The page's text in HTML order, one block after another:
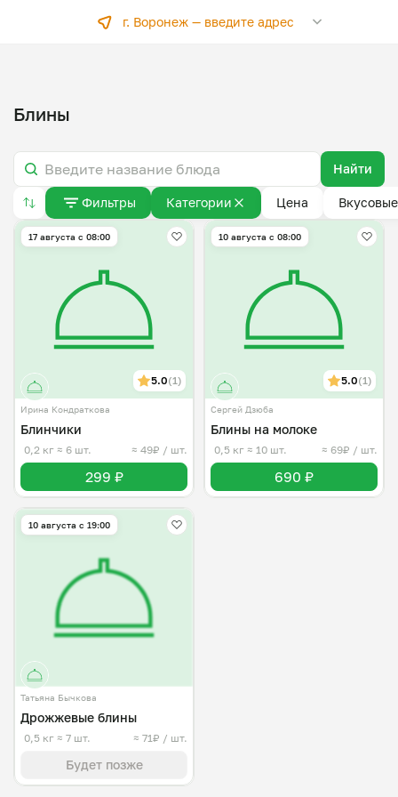
г. Воронеж —введите адрес
Блины
Найти
Фильтры Категории Цена
17 августа с 08:00
5.0(1)
Ирина Кондраткова
Блинчики
0,2 кг ≈ 6 шт. ≈ 49₽ / шт.
299 ₽
10 августа с 08:00
5.0(1)
Сергей Дзюба
Блины на молоке
0,5 кг ≈ 10 шт. ≈ 69₽ / шт.
690 ₽
10 августа с 19:00
Татьяна Бычкова
Дрожжевые блины
0,5 кг ≈ 7 шт. ≈ 71₽ / шт.
Будет позже